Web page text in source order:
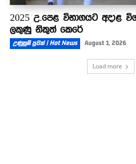
2025 උ.පෙළ විභාගයට අදාළ
ලකුණු නිකුත් කෙරේ
උණුසුම් පුවත් | Hot News August 1, 2026
Load more